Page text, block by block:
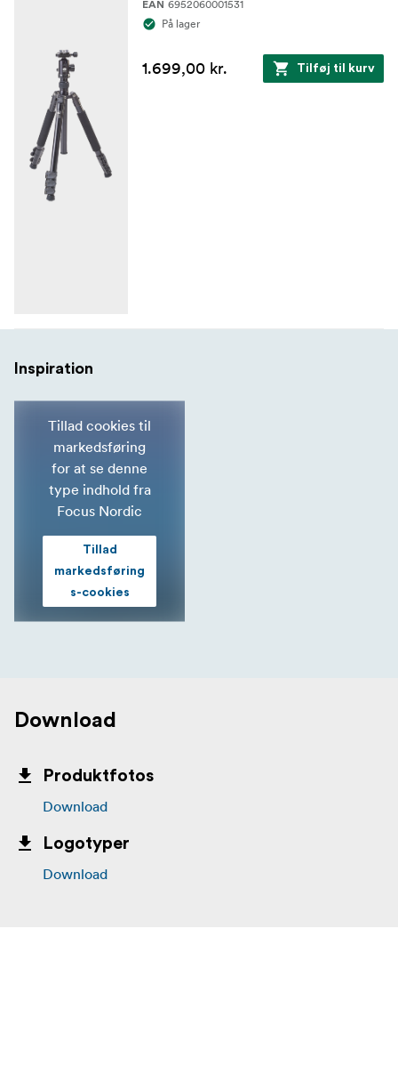
EAN 6952060001531
På lager
1.699,00 kr. Tilføj til kurv
Inspiration
Tillad cookies til
markedsføring
for at se denne
type indhold fra
Focus Nordic
Tillad
markedsføring
s-cookies
Download
Produktfotos
Download
Logotyper
Download